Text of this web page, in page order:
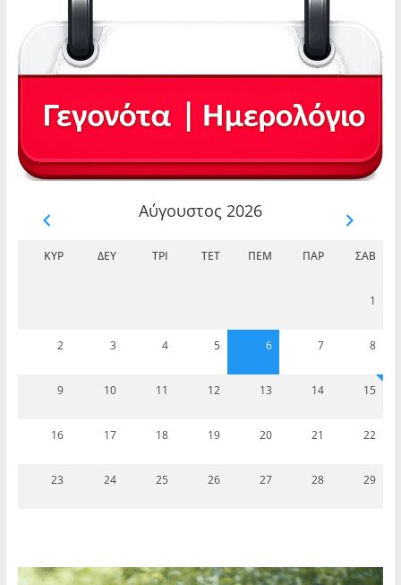
Αύγουστος 2026
ΚΥΡ ΔΕΥ ΤΡΊ ΤΕΤ ΠΈΜ ΠΑΡ ΣΆΒ
1
2 3 4 5 6 7 8
9 10 11 12 13 14 15
16 17 18 19 20 21 22
23 24 25 26 27 28 29